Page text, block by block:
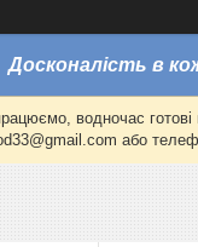
Досконалість в
водночас
або